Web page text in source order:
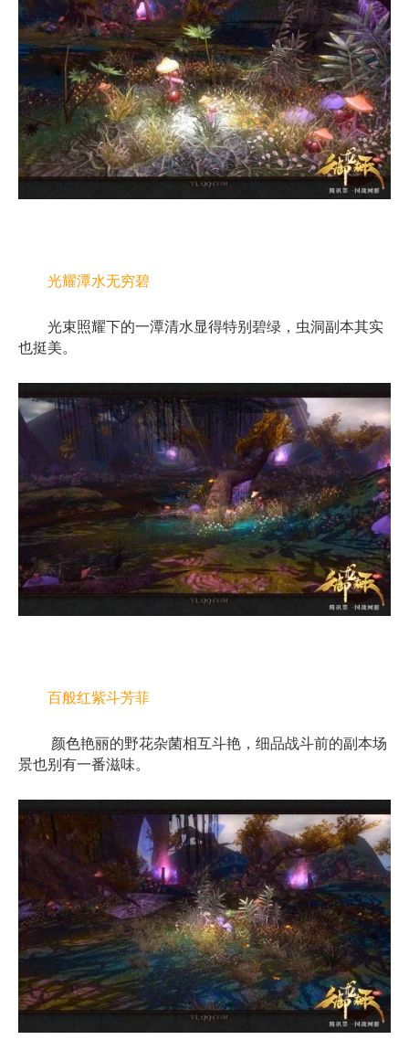
光耀潭水无穷碧
光束照耀下的一潭清水显得特别碧绿，虫洞副本其实
也挺美。
百般红紫斗芳菲
颜色艳丽的野花杂菌相互斗艳，细品战斗前的副本场
景也别有一番滋味。